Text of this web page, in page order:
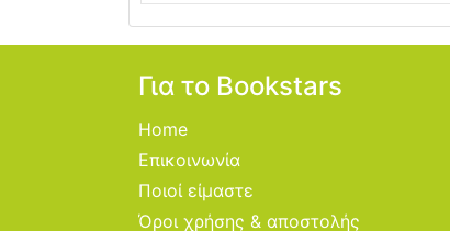
Για το Bookstars
Home
Επικοινωνία
Ποιοί είμαστε
Όροι χρήσης & αποστολής